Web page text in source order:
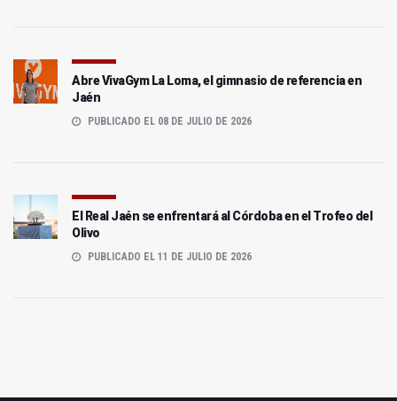
Abre VivaGym La Loma, el gimnasio de referencia en
Jaén
PUBLICADO EL 08 DE JULIO DE 2026
El Real Jaén se enfrentará al Córdoba en el Trofeo del
Olivo
PUBLICADO EL 11 DE JULIO DE 2026